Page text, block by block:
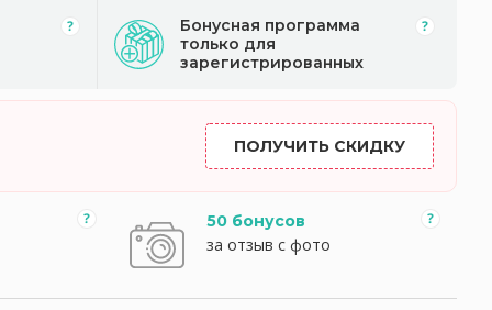
Бонусная программа
только для
зарегистрированных
ПОЛУЧИТЬ СКИДКУ
50 бонусов
за отзыв с фото